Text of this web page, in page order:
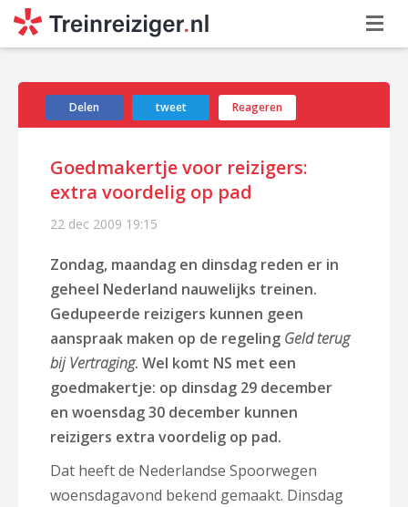
Delen tweet Reageren
Goedmakertje voor reizigers:
extra voordelig op pad
22 dec 2009 19:15
Zondag, maandag en dinsdag reden er in
geheel Nederland nauwelijks treinen.
Gedupeerde reizigers kunnen geen
aanspraak maken op de regeling Geld terug
bij Vertraging. Wel komt NS met een
goedmakertje: op dinsdag 29 december
en woensdag 30 december kunnen
reizigers extra voordelig op pad.
Dat heeft de Nederlandse Spoorwegen
woensdagavond bekend gemaakt. Dinsdag